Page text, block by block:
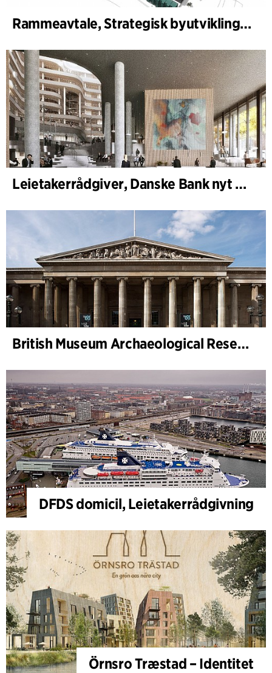
Rammeavtale, Strategisk byutvikling Århus kommune
Leietakerrådgiver, Danske Bank nyt hovedkontor
British Museum Archaeological Research Collection – tilsynsarkitekt
DFDS domicil, Leietakerrådgivning
Örnsro Træstad – Identitet